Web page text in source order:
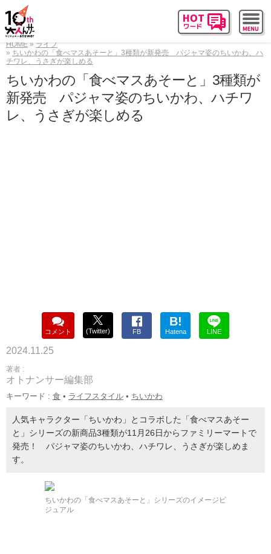
HOME
ライフ
ちいかわの「食べマスあそーと」3種類が新発売 パジャマ姿のちいかわ、ハ
チワレ、うさぎが楽しめる
ちいかわの「食べマスあそーと」3種類が
新発売 パジャマ姿のちいかわ、ハチワ
レ、うさぎが楽しめる
コメント (Twitter) FB
B!
Hatena LINE
2024.11.25
著者 :
オトナンサー編集部
キーワード : 食 • ライフスタイル • ちいかわ
人気キャラクター「ちいかわ」とコラボした「食べマスあそー
と」シリーズの新商品3種類が11月26日からファミリーマートで
発売！ パジャマ姿のちいかわ、ハチワレ、うさぎが楽しめま
す。
ちいかわの「食べマスあそーと」シリーズのイメージビ
ジュアル